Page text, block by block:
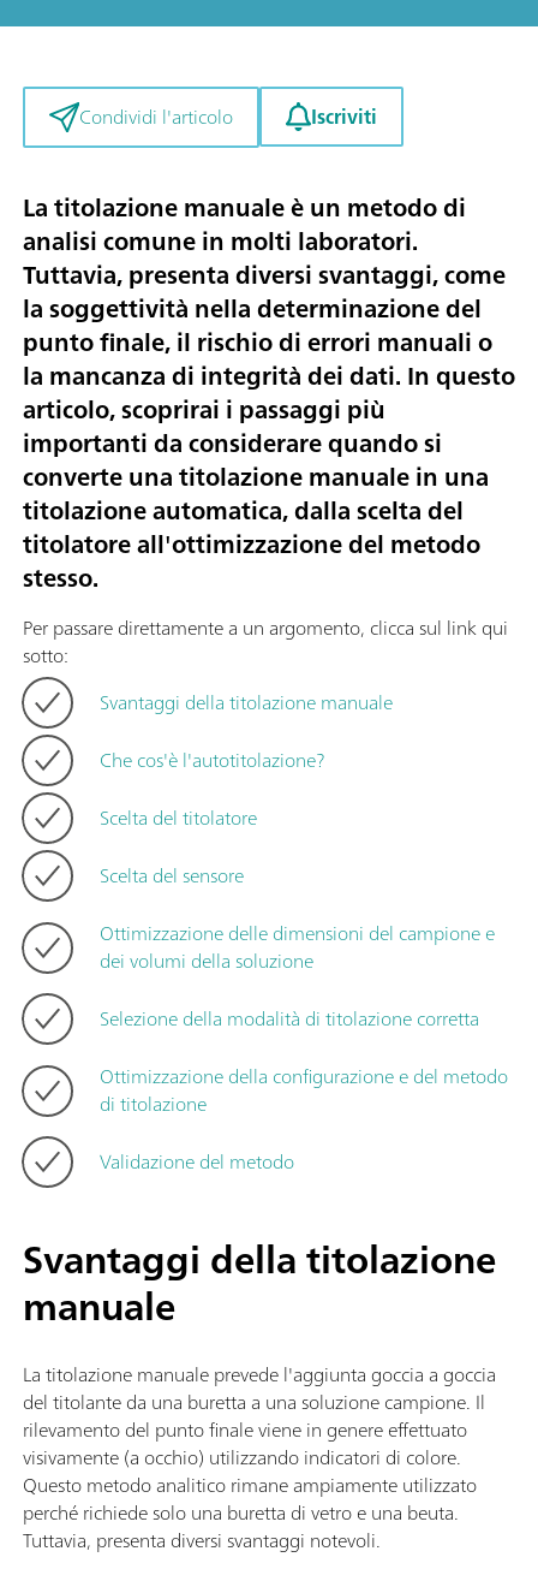
Condividi l'articolo Iscriviti
La titolazione manuale è un metodo di
analisi comune in molti laboratori.
Tuttavia, presenta diversi svantaggi, come
la soggettività nella determinazione del
punto finale, il rischio di errori manuali o
la mancanza di integrità dei dati. In questo
articolo, scoprirai i passaggi più
importanti da considerare quando si
converte una titolazione manuale in una
titolazione automatica, dalla scelta del
titolatore all'ottimizzazione del metodo
stesso.
Per passare direttamente a un argomento, clicca sul link qui
sotto:
Svantaggi della titolazione manuale
Che cos'è l'autotitolazione?
Scelta del titolatore
Scelta del sensore
Ottimizzazione delle dimensioni del campione e
dei volumi della soluzione
Selezione della modalità di titolazione corretta
Ottimizzazione della configurazione e del metodo
di titolazione
Validazione del metodo
Svantaggi della titolazione
manuale
La titolazione manuale prevede l'aggiunta goccia a goccia
del titolante da una buretta a una soluzione campione. Il
rilevamento del punto finale viene in genere effettuato
visivamente (a occhio) utilizzando indicatori di colore.
Questo metodo analitico rimane ampiamente utilizzato
perché richiede solo una buretta di vetro e una beuta.
Tuttavia, presenta diversi svantaggi notevoli.